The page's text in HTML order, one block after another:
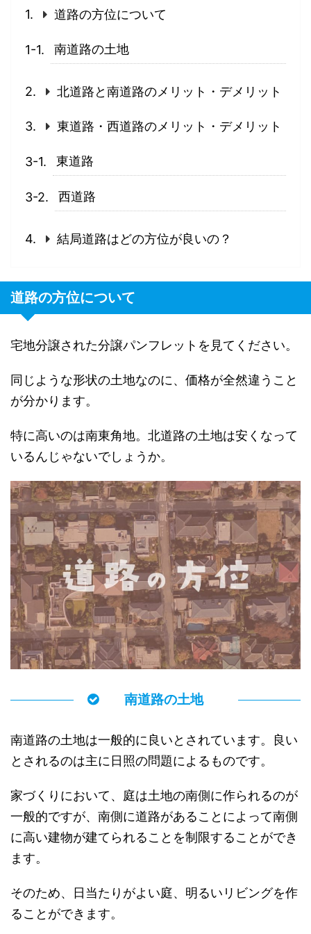
道路の方位について
南道路の土地
北道路と南道路のメリット・デメリット
東道路・西道路のメリット・デメリット
東道路
西道路
結局道路はどの方位が良いの？
道路の方位について
宅地分譲された分譲パンフレットを見てください。
同じような形状の土地なのに、価格が全然違うこと
が分かります。
特に高いのは南東角地。北道路の土地は安くなって
いるんじゃないでしょうか。
南道路の土地
南道路の土地は一般的に良いとされています。良い
とされるのは主に日照の問題によるものです。
家づくりにおいて、庭は土地の南側に作られるのが
一般的ですが、南側に道路があることによって南側
に高い建物が建てられることを制限することができ
ます。
そのため、日当たりがよい庭、明るいリビングを作
ることができます。